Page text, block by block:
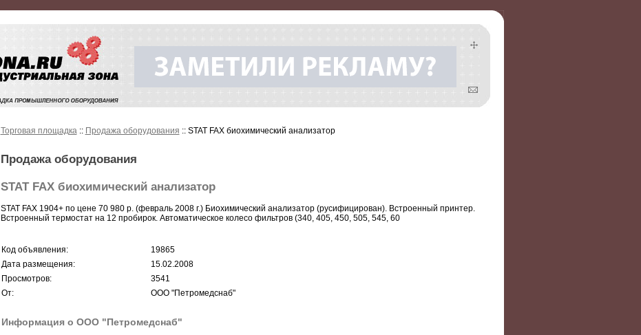
Торговая площадка:: Продажа оборудования :: STAT FAX биохимический анализатор
Продажа оборудования
STAT FAX биохимический анализатор
STAT FAX 1904+ по цене 70 980 р. (февраль 2008 г.) Биохимический анализатор (русифицирован). Встроенный принтер.
Встроенный термостат на 12 пробирок. Автоматическое колесо фильтров (340, 405, 450, 505, 545, 60
Код объявления:
19865
Дата размещения:
15.02.2008
Просмотров:
3541
От:
ООО "Петромедснаб"
Информация о ООО "Петромедснаб"